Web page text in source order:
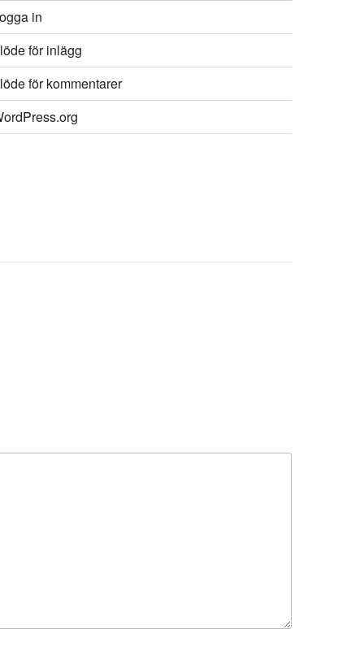
in
för inlägg
för kommentarer